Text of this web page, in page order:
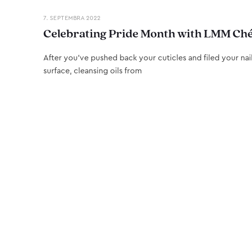
7. SEPTEMBRA 2022
Celebrating Pride Month with LMM
After you’ve pushed back your cuticles and filed your
surface, cleansing oils from